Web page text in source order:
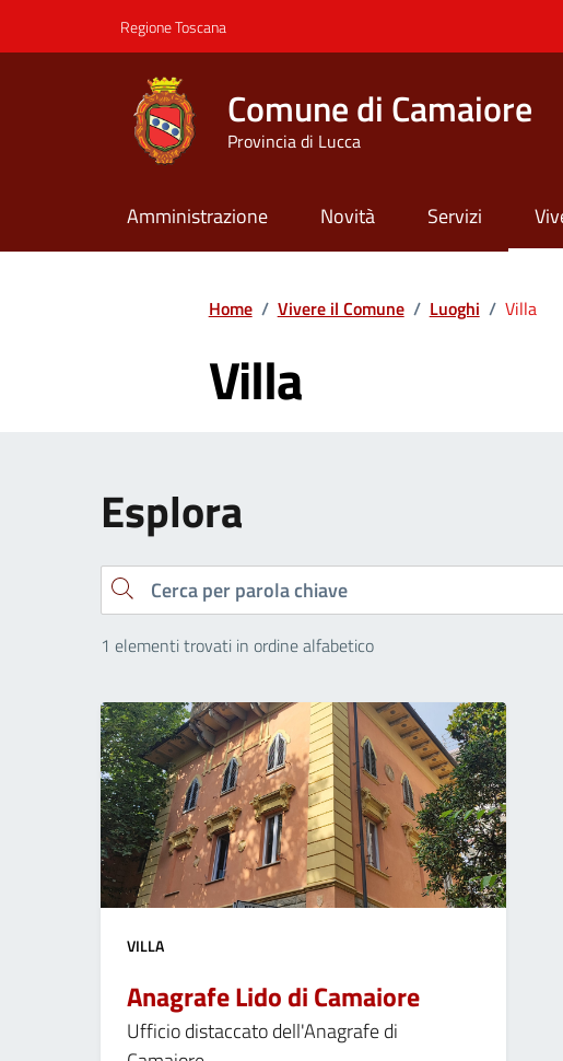
Regione Toscana
Comune di Camaiore
Provincia di Lucca
Amministrazione Novità Servizi
Home / Vivere il Comune / Luoghi / Villa
Villa
Esplora
Cerca
1 elementi trovati in ordine alfabetico
VILLA
Anagrafe Lido di Camaiore
Ufficio distaccato dell'Anagrafe di